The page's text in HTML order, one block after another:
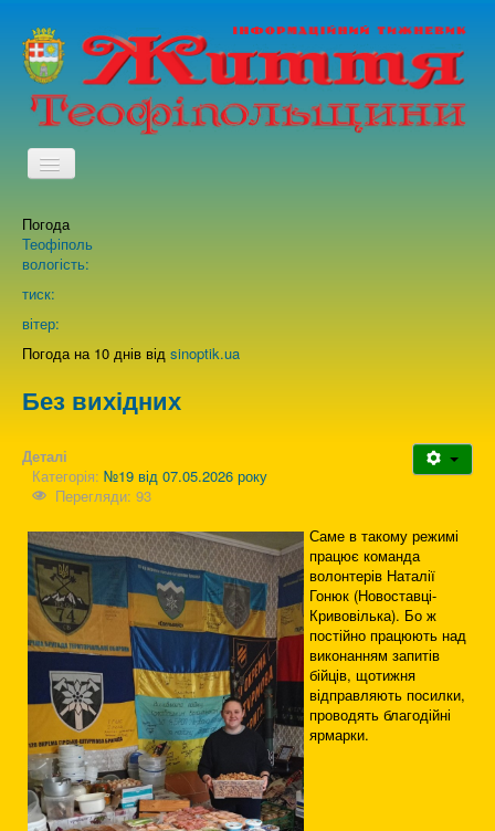
TPL_PROTOSTAR_TOGGLE_MENU
Про нас
Погода
Теофіполь
вологість:
тиск:
вітер:
Погода на 10 днів від sinoptik.ua
Без вихідних
Деталі
Категорія: №19 від 07.05.2026 року
Перегляди: 93
Саме в такому режимі
працює команда
волонтерів Наталії
Гонюк (Новоставці-
Кривовілька). Бо ж
постійно працюють над
виконанням запитів
бійців, щотижня
відправляють посилки,
проводять благодійні
ярмарки.